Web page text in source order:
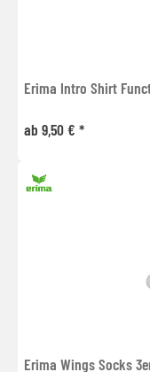
Erima Intro Shirt
ab 9,50 € *
Erima Wings Socks